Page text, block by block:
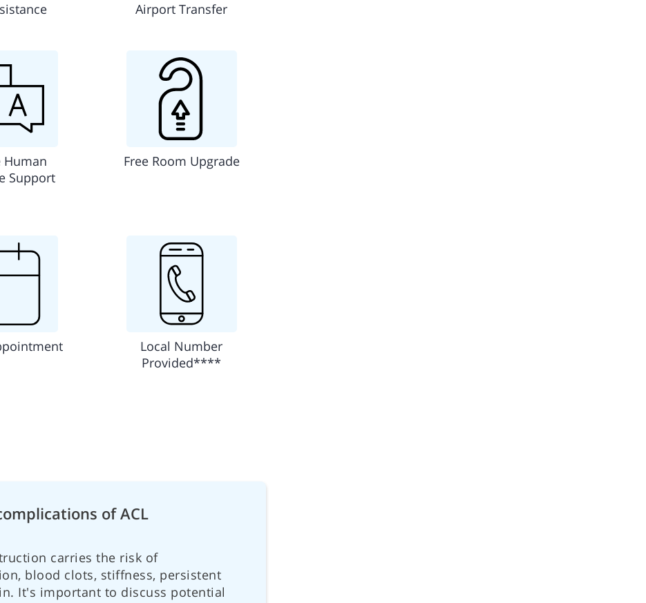
Airport Transfer
Human
Support
Free Room Upgrade
Local Number
Provided****
of ACL
carries the risk of
blood clots, stiffness, persistent
It's important to discuss potential